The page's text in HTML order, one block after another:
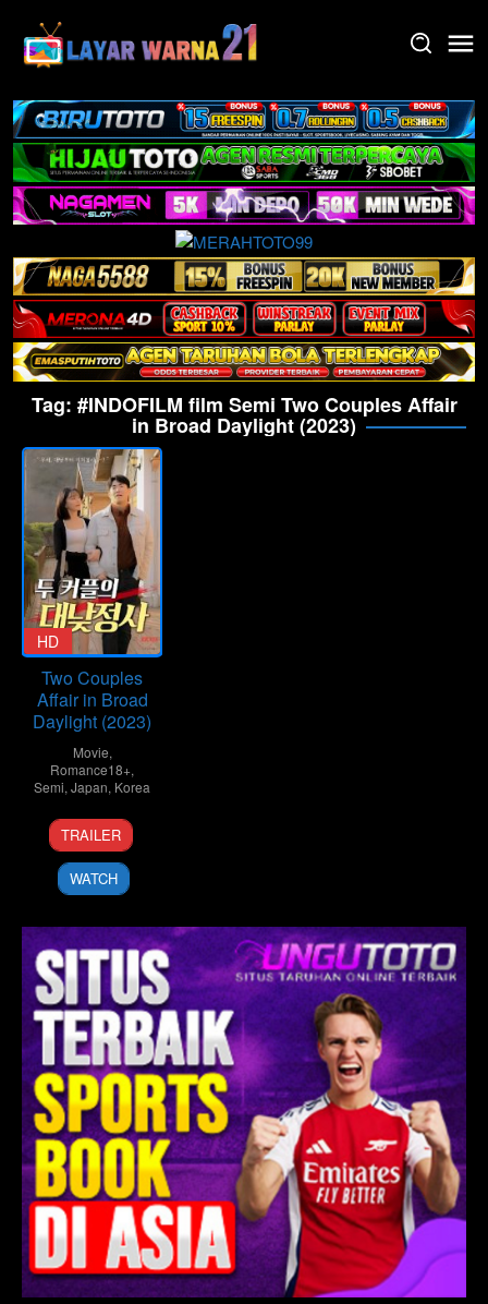
content
Tag: #INDOFILM film Semi Two Couples Affair
in Broad Daylight (2023)
HD
Two Couples
Affair in Broad
Daylight (2023)
Movie,
Romance18+,
Semi,Japan, Korea
TRAILER
WATCH